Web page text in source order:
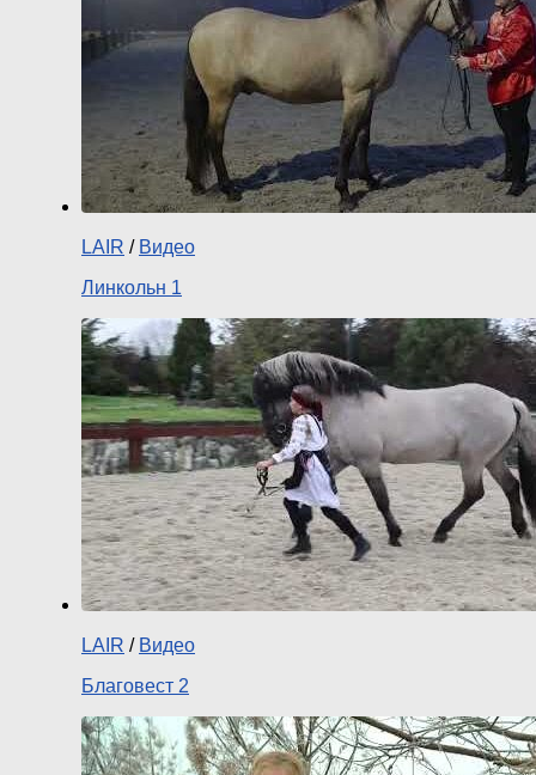
LAIR / Видео
Линкольн 1
LAIR / Видео
Благовест 2